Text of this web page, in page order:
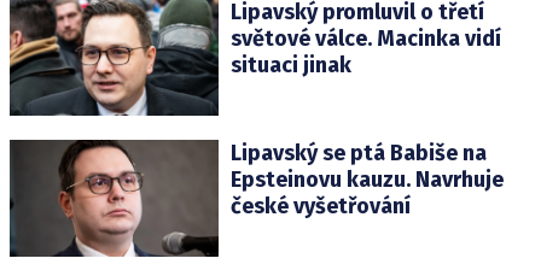
Lipavský promluvil o třetí
světové válce. Macinka vidí
situaci jinak
Lipavský se ptá Babiše na
Epsteinovu kauzu. Navrhuje
české vyšetřování